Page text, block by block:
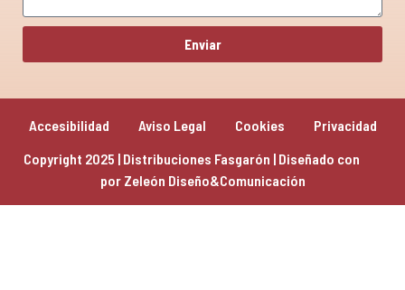
Enviar
Copyright 2025 | Distribuciones Fasgarón | Diseñado con
por Zeleón Diseño&Comunicación
Accesibilidad Aviso Legal Cookies Privacidad